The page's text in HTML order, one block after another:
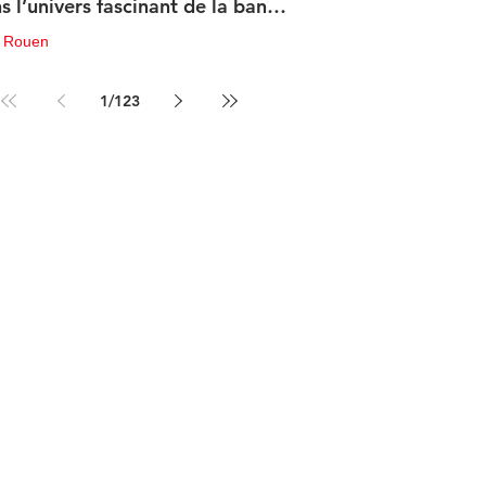
l’univers fascinant de la bande
de science-fiction
1/123